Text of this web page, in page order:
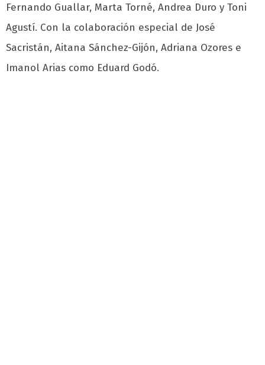
Fernando Guallar, Marta Torné, Andrea Duro y Toni
Agustí. Con la colaboración especial de José
Sacristán, Aitana Sánchez-Gijón, Adriana Ozores e
Imanol Arias como Eduard Godó.